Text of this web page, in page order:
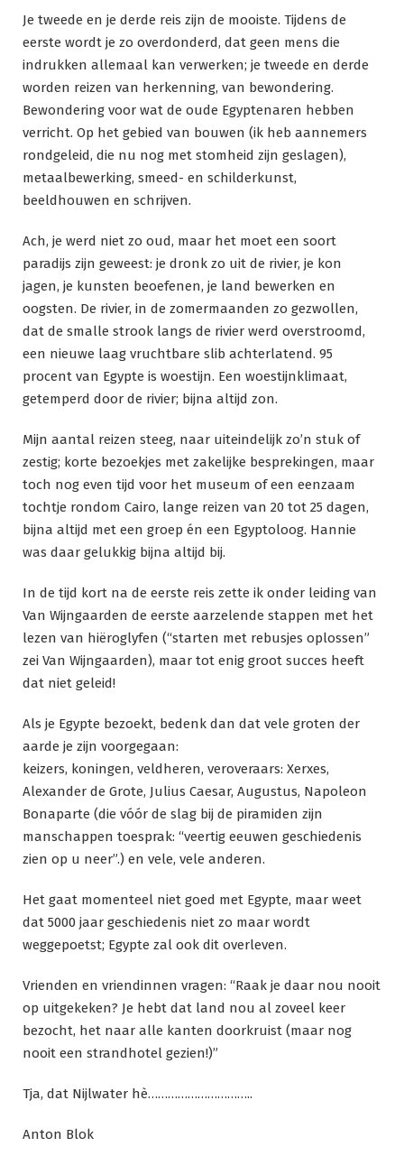
Je tweede en je derde reis zijn de mooiste. Tijdens de
eerste wordt je zo overdonderd, dat geen mens die
indrukken allemaal kan verwerken; je tweede en derde
worden reizen van herkenning, van bewondering.
Bewondering voor wat de oude Egyptenaren hebben
verricht. Op het gebied van bouwen (ik heb aannemers
rondgeleid, die nu nog met stomheid zijn geslagen),
metaalbewerking, smeed- en schilderkunst,
beeldhouwen en schrijven.
Ach, je werd niet zo oud, maar het moet een soort
paradijs zijn geweest: je dronk zo uit de rivier, je kon
jagen, je kunsten beoefenen, je land bewerken en
oogsten. De rivier, in de zomermaanden zo gezwollen,
dat de smalle strook langs de rivier werd overstroomd,
een nieuwe laag vruchtbare slib achterlatend. 95
procent van Egypte is woestijn. Een woestijnklimaat,
getemperd door de rivier; bijna altijd zon.
Mijn aantal reizen steeg, naar uiteindelijk zo’n stuk of
zestig; korte bezoekjes met zakelijke besprekingen, maar
toch nog even tijd voor het museum of een eenzaam
tochtje rondom Cairo, lange reizen van 20 tot 25 dagen,
bijna altijd met een groep én een Egyptoloog. Hannie
was daar gelukkig bijna altijd bij.
In de tijd kort na de eerste reis zette ik onder leiding van
Van Wijngaarden de eerste aarzelende stappen met het
lezen van hiëroglyfen (“starten met rebusjes oplossen”
zei Van Wijngaarden), maar tot enig groot succes heeft
dat niet geleid!
Als je Egypte bezoekt, bedenk dan dat vele groten der
aarde je zijn voorgegaan:
keizers, koningen, veldheren, veroveraars: Xerxes,
Alexander de Grote, Julius Caesar, Augustus, Napoleon
Bonaparte (die vóór de slag bij de piramiden zijn
manschappen toesprak: “veertig eeuwen geschiedenis
zien op u neer”.) en vele, vele anderen.
Het gaat momenteel niet goed met Egypte, maar weet
dat 5000 jaar geschiedenis niet zo maar wordt
weggepoetst; Egypte zal ook dit overleven.
Vrienden en vriendinnen vragen: “Raak je daar nou nooit
op uitgekeken? Je hebt dat land nou al zoveel keer
bezocht, het naar alle kanten doorkruist (maar nog
nooit een strandhotel gezien!)”
Tja, dat Nijlwater hè…………………………..
Anton Blok